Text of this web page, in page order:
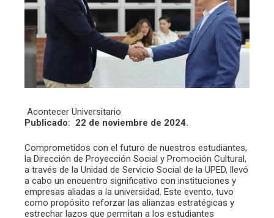
Acontecer Universitario
Publicado: 22 de noviembre de 2024.
Comprometidos con el futuro de nuestros estudiantes,
la Dirección de Proyección Social y Promoción Cultural,
a través de la Unidad de Servicio Social de la UPED, llevó
a cabo un encuentro significativo con instituciones y
empresas aliadas a la universidad. Este evento, tuvo
como propósito reforzar las alianzas estratégicas y
estrechar lazos que permitan a los estudiantes